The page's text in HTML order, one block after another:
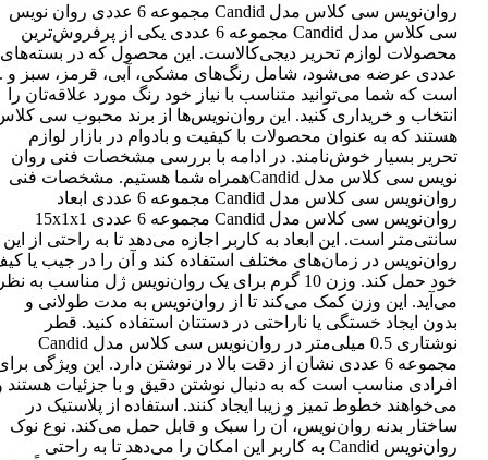
روان‌نویس سی کلاس مدل Candid مجموعه 6 عددی روان نویس
سی کلاس مدل Candid مجموعه 6 عددی یکی از پرفروش‌ترین
عددی عرضه می‌شود، شامل رنگ‌های مشکی، آبی، قرمز، سبز و
است که شما می‌توانید متناسب با نیاز خود رنگ مورد علاقه‌تان را
انتخاب و خریداری کنید. این روان‌نویس‌ها از برند محبوب سی
هستند که به عنوان محصولات با کیفیت و بادوام در بازار لوازم
تحریر بسیار خوش‌نامند. در ادامه با بررسی مشخصات فنی روان
نویس سی کلاس مدل Candidهمراه شما هستیم. مشخصات فنی
روان‌نویس سی کلاس مدل Candid مجموعه 6 عددی ابعاد
روان‌نویس سی کلاس مدل Candid مجموعه 6 عددی 15x1x1
سانتی‌متر است. این ابعاد به کاربر اجازه می‌دهد تا به راحتی از این
روان‌نویس در زمان‌های مختلف استفاده کند و آن را در جیب یا
خود حمل کند. وزن 10 گرم برای یک روان‌نویس ژل مناسب به
می‌آید. این وزن کمک می‌کند تا از روان‌نویس به مدت طولانی و
بدون ایجاد خستگی یا ناراحتی در دستتان استفاده کنید. قطر
نوشتاری 0.5 میلی‌متر در روان‌نویس سی کلاس مدل Candid
مجموعه 6 عددی نشان از دقت بالا در نوشتن دارد. این ویژگی
افرادی مناسب است که به دنبال نوشتن دقیق و با جزئیات هستند
می‌خواهند خطوط تمیز و زیبا ایجاد کنند. استفاده از پلاستیک در
ساختار بدنه روان‌نویس، آن را سبک و قابل حمل می‌کند. نوع نوک
روان‌نویس Candid به کاربر این امکان را می‌دهد تا به راحتی